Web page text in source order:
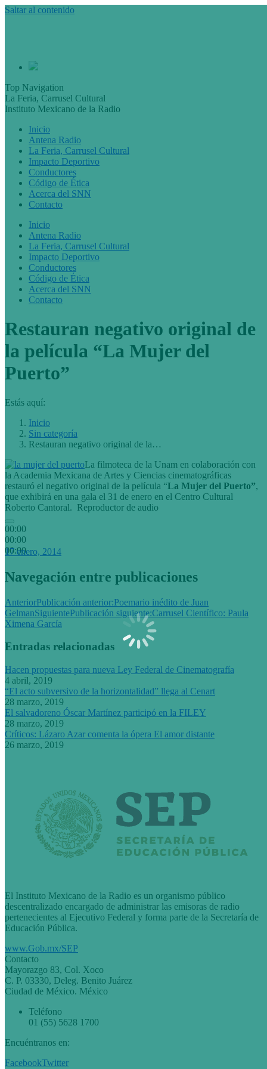
Saltar al contenido
Top Navigation
La Feria, Carrusel Cultural
Instituto Mexicano de la Radio
Inicio
Antena Radio
La Feria, Carrusel Cultural
Impacto Deportivo
Conductores
Código de Ética
Acerca del SNN
Contacto
Inicio
Antena Radio
La Feria, Carrusel Cultural
Impacto Deportivo
Conductores
Código de Ética
Acerca del SNN
Contacto
Restauran negativo original de
la película “La Mujer del
Puerto”
Estás aquí:
Inicio
Sin categoría
Restauran negativo original de la…
La filmoteca de la Unam en colaboración con
la Academia Mexicana de Artes y Ciencias cinematográficas
restauró el negativo original de la película “La Mujer del Puerto”,
que exhibirá en una gala el 31 de enero en el Centro Cultural
Roberto Cantoral. Reproductor de audio
00:00
00:00
00:00
17 enero, 2014
Navegación entre publicaciones
AnteriorPublicación anterior:Poemario inédito de Juan
GelmanSiguientePublicación siguiente:Carrusel Científico: Paula
Ximena García
Entradas relacionadas
Hacen propuestas para nueva Ley Federal de Cinematografía
4 abril, 2019
“El acto subversivo de la horizontalidad” llega al Cenart
28 marzo, 2019
El salvadoreno Óscar Martínez participó en la FILEY
28 marzo, 2019
Críticos: Lázaro Azar comenta la ópera El amor distante
26 marzo, 2019
El Instituto Mexicano de la Radio es un organismo público
descentralizado encargado de administrar las emisoras de radio
pertenecientes al Ejecutivo Federal y forma parte de la Secretaría de
Educación Pública.
www.Gob.mx/SEP
Contacto
Mayorazgo 83, Col. Xoco
C. P. 03330, Deleg. Benito Juárez
Ciudad de México. México
Teléfono
01 (55) 5628 1700
Encuéntranos en:
FacebookTwitter